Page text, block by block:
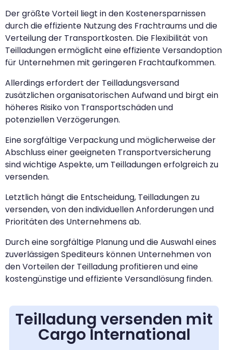
Der größte Vorteil liegt in den Kostenersparnissen
durch die effiziente Nutzung des Frachtraums und die
Verteilung der Transportkosten. Die Flexibilität von
Teilladungen ermöglicht eine effiziente Versandoption
für Unternehmen mit geringeren Frachtaufkommen.
Allerdings erfordert der Teilladungsversand
zusätzlichen organisatorischen Aufwand und birgt ein
höheres Risiko von Transportschäden und
potenziellen Verzögerungen.
Eine sorgfältige Verpackung und möglicherweise der
Abschluss einer geeigneten Transportversicherung
sind wichtige Aspekte, um Teilladungen erfolgreich zu
versenden.
Letztlich hängt die Entscheidung, Teilladungen zu
versenden, von den individuellen Anforderungen und
Prioritäten des Unternehmens ab.
Durch eine sorgfältige Planung und die Auswahl eines
zuverlässigen Spediteurs können Unternehmen von
den Vorteilen der Teilladung profitieren und eine
kostengünstige und effiziente Versandlösung finden.
Teilladung versenden mit
Cargo International